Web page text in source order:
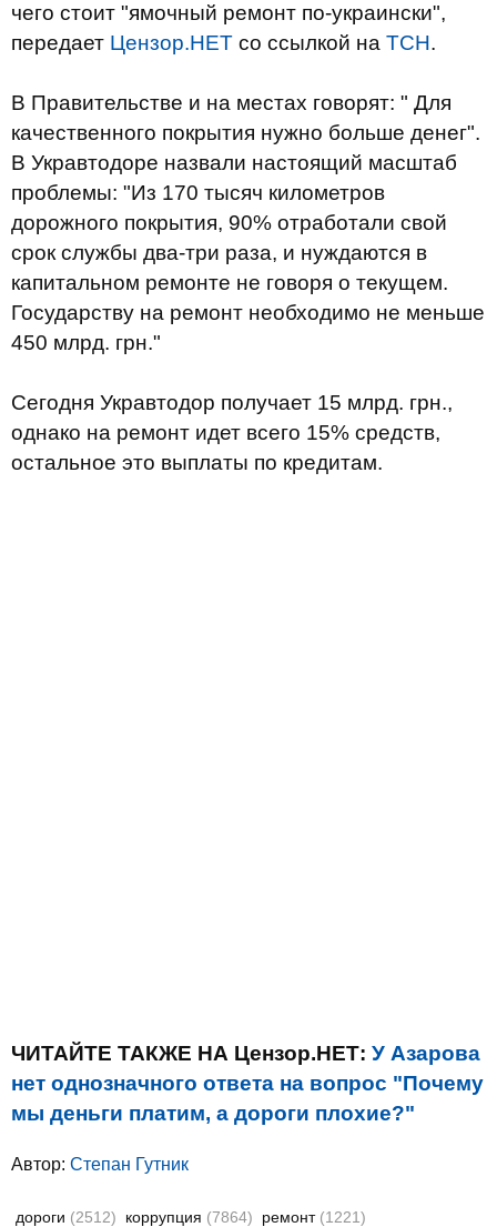
чего стоит "ямочный ремонт по-украински",
передает Цензор.НЕТ со ссылкой на ТСН.
В Правительстве и на местах говорят: " Для
качественного покрытия нужно больше денег".
В Укравтодоре назвали настоящий масштаб
проблемы: "Из 170 тысяч километров
дорожного покрытия, 90% отработали свой
срок службы два-три раза, и нуждаются в
капитальном ремонте не говоря о текущем.
Государству на ремонт необходимо не меньше
450 млрд. грн."
Сегодня Укравтодор получает 15 млрд. грн.,
однако на ремонт идет всего 15% средств,
остальное это выплаты по кредитам.
ЧИТАЙТЕ ТАКЖЕ НА Цензор.НЕТ: У Азарова
нет однозначного ответа на вопрос "Почему
мы деньги платим, а дороги плохие?"
Автор: Степан Гутник
дороги (2512) коррупция (7864) ремонт (1221)